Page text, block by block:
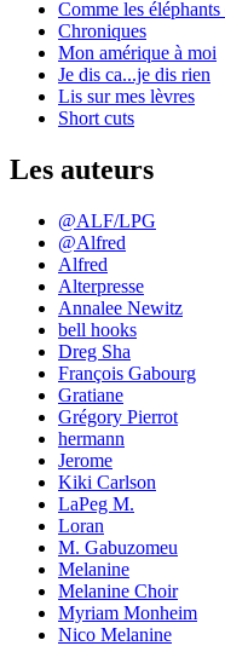
Comme les éléphants
Chroniques
Mon amérique à moi
Je dis ca...je dis rien
Lis sur mes lèvres
Short cuts
Les auteurs
@ALF/LPG
@Alfred
Alfred
Alterpresse
Annalee Newitz
bell hooks
Dreg Sha
François Gabourg
Gratiane
Grégory Pierrot
hermann
Jerome
Kiki Carlson
LaPeg M.
Loran
M. Gabuzomeu
Melanine
Melanine Choir
Myriam Monheim
Nico Melanine